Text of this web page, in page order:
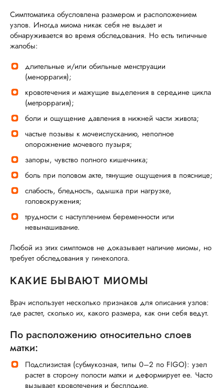
Симптоматика обусловлена размером и расположением
узлов. Иногда миома никак себя не выдает и
обнаруживается во время обследования. Но есть типичные
жалобы:
длительные и/или обильные менструации
(меноррагия);
кровотечения и мажущие выделения в середине цикла
(метроррагия);
боли и ощущение давления в нижней части живота;
частые позывы к мочеиспусканию, неполное
опорожнение мочевого пузыря;
запоры, чувство полного кишечника;
боль при половом акте, тянущие ощущения в пояснице;
слабость, бледность, одышка при нагрузке,
головокружения;
трудности с наступлением беременности или
невынашивание.
Любой из этих симптомов не доказывает наличие миомы, но
требует обследования у гинеколога.
КАКИЕ БЫВАЮТ МИОМЫ
Врач использует несколько признаков для описания узлов:
где растет, сколько их, какого размера, как они себя ведут.
По расположению относительно слоев
матки:
Подслизистая (субмукозная, типы 0–2 по FIGO): узел
растет в сторону полости матки и деформирует ее. Часто
вызывает кровотечения и бесплодие.